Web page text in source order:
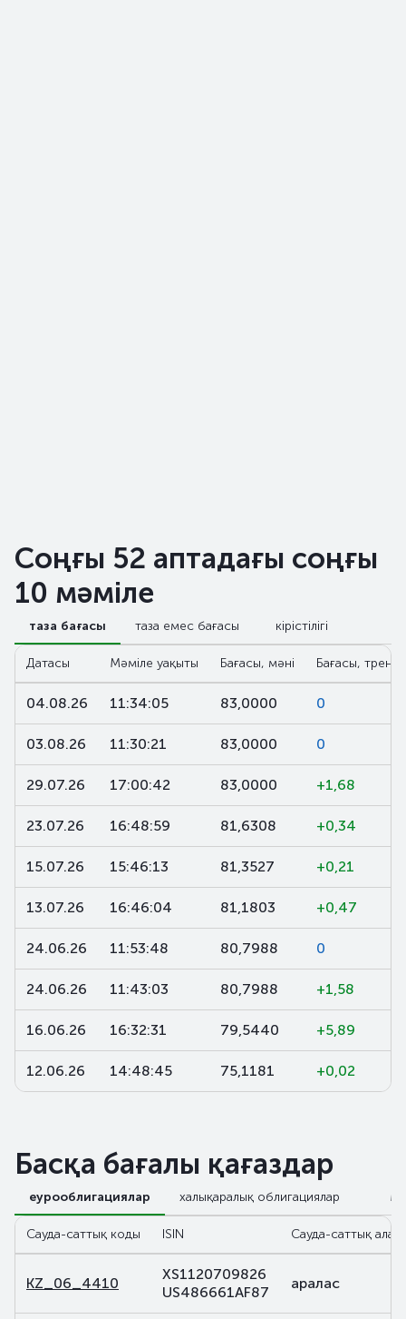
Соңғы 52 аптадағы соңғы
10 мәміле
таза бағасы таза емес бағасы кірістілігі
Датасы Мәміле уақыты Бағасы, мәні Бағасы, тренд,
04.08.26 11:34:05 83,0000 0
03.08.26 11:30:21 83,0000 0
29.07.26 17:00:42 83,0000 +1,68
23.07.26 16:48:59 81,6308 +0,34
15.07.26 15:46:13 81,3527 +0,21
13.07.26 16:46:04 81,1803 +0,47
24.06.26 11:53:48 80,7988 0
24.06.26 11:43:03 80,7988 +1,58
16.06.26 16:32:31 79,5440 +5,89
12.06.26 14:48:45 75,1181 +0,02
Басқа бағалы қағаздар
еурооблигациялар халықаралық облигациялар
Сауда-саттық коды ISIN Сауда-саттық алаң
KZ_06_4410
XS1120709826
US486661AF87
аралас